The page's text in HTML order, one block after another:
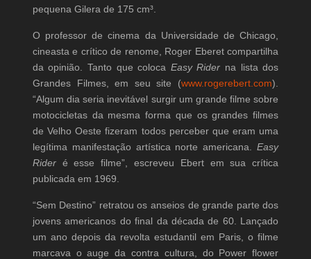
pequena Gilera de 175 cm³.
O professor de cinema da Universidade de Chicago,
cineasta e crítico de renome, Roger Eberet compartilha
da opinião. Tanto que coloca Easy Rider na lista dos
Grandes Filmes, em seu site (www.rogerebert.com).
“Algum dia seria inevitável surgir um grande filme sobre
motocicletas da mesma forma que os grandes filmes
de Velho Oeste fizeram todos perceber que eram uma
legítima manifestação artística norte americana.Easy
Rideré esse filme”, escreveu Ebert em sua crítica
publicada em 1969.
“Sem Destino” retratou os anseios de grande parte dos
jovens americanos do final da década de 60. Lançado
um ano depois da revolta estudantil em Paris, o filme
marcava o auge da contra cultura, do Power flower